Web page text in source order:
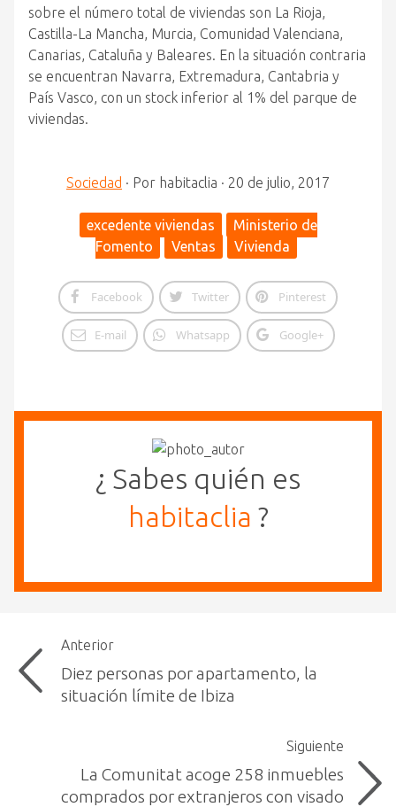
sobre el número total de viviendas son La Rioja,
Castilla-La Mancha, Murcia, Comunidad Valenciana,
Canarias, Cataluña y Baleares. En la situación contraria
se encuentran Navarra, Extremadura, Cantabria y
País Vasco, con un stock inferior al 1% del parque de
viviendas.
Sociedad · Por habitaclia · 20 de julio, 2017
excedente viviendas
Ministerio de
Fomento
Ventas Vivienda
Facebook Twitter Pinterest
E-mail Whatsapp Google+
¿ Sabes quién es
habitaclia ?
Anterior
Diez personas por apartamento, la
situación límite de Ibiza
Siguiente
La Comunitat acoge 258 inmuebles
comprados por extranjeros con visado